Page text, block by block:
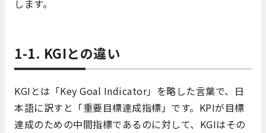
します。
1-1. KGIとの違い
KGIとは「Key Goal Indicator」を略した言葉で、日
本語に訳すと「重要目標達成指標」です。KPIが目標
達成のための中間指標であるのに対して、KGIはその